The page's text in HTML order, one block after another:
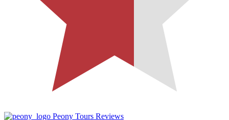
Peony Tours Reviews